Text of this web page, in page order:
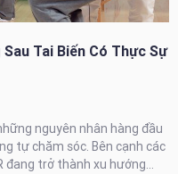
Tai Biến Có Thực Sự
nguyên nhân hàng đầu
tự chăm sóc. Bên cạnh các
trở thành xu hướng...